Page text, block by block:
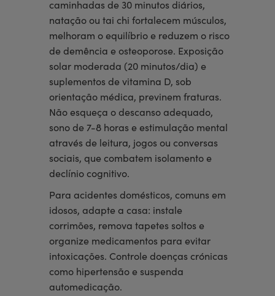
caminhadas de 30 minutos diários,
natação ou tai chi fortalecem músculos,
melhoram o equilíbrio e reduzem o risco
de demência e osteoporose. Exposição
solar moderada (20 minutos/dia) e
suplementos de vitamina D, sob
orientação médica, previnem fraturas.
Não esqueça o descanso adequado,
sono de 7-8 horas e estimulação mental
através de leitura, jogos ou conversas
sociais, que combatem isolamento e
declínio cognitivo.
Para acidentes domésticos, comuns em
idosos, adapte a casa: instale
corrimões, remova tapetes soltos e
organize medicamentos para evitar
intoxicações. Controle doenças crónicas
como hipertensão e suspenda
automedicação.